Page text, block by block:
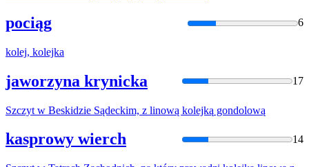
pociąg 6
kolej, kolejka
jaworzyna krynicka 17
Szczyt w Beskidzie Sądeckim, z linową kolejką gondolową
kasprowy wierch 14